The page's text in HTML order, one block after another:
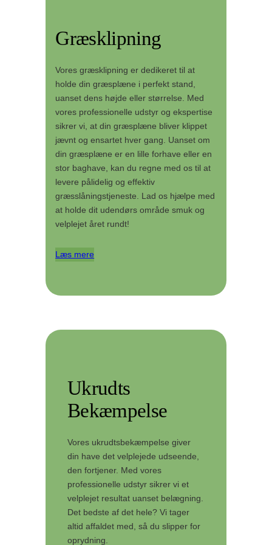
Græsklipning
Vores græsklipning er dedikeret til at
holde din græsplæne i perfekt stand,
uanset dens højde eller størrelse. Med
vores professionelle udstyr og ekspertise
sikrer vi, at din græsplæne bliver klippet
jævnt og ensartet hver gang. Uanset om
din græsplæne er en lille forhave eller en
stor baghave, kan du regne med os til at
levere pålidelig og effektiv
græsslåningstjeneste. Lad os hjælpe med
at holde dit udendørs område smuk og
velplejet året rundt!
Læs mere
Ukrudts
Bekæmpelse
Vores ukrudtsbekæmpelse giver
din have det velplejede udseende,
den fortjener. Med vores
professionelle udstyr sikrer vi et
velplejet resultat uanset belægning.
Det bedste af det hele? Vi tager
altid affaldet med, så du slipper for
oprydning.